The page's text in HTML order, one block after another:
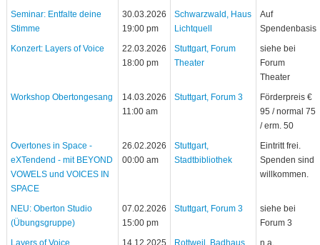
Seminar: Entfalte deine
Stimme
30.03.2026
19:00 pm
Schwarzwald, Haus
Lichtquell
Auf
Spendenbasis
Konzert: Layers of Voice
22.03.2026
18:00 pm
Stuttgart, Forum
Theater
siehe bei
Forum
Theater
Workshop Obertongesang
14.03.2026
11:00 am
Stuttgart, Forum 3
Förderpreis €
95 / normal 75
/ erm. 50
Overtones in Space -
eXTendend - mit BEYOND
VOWELS und VOICES IN
SPACE
26.02.2026
00:00 am
Stuttgart,
Stadtbibliothek
Eintritt frei.
Spenden sind
willkommen.
NEU: Oberton Studio
(Übungsgruppe)
07.02.2026
15:00 pm
Stuttgart, Forum 3
siehe bei
Forum 3
Layers of Voice
14.12.2025
Rottweil, Badhaus n.a.